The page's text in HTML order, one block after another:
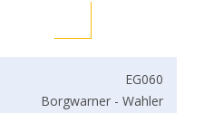
EG060
Borgwarner - Wahler